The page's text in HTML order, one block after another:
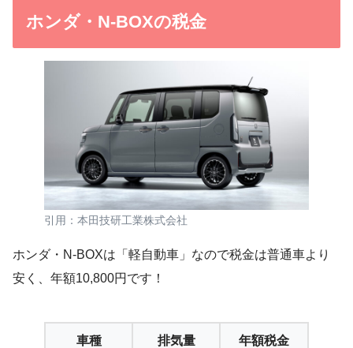
ホンダ・N-BOXの税金
引用：本田技研工業株式会社
ホンダ・N-BOXは「軽自動車」なので税金は普通車より
安く、年額10,800円です！
車種 排気量 年額税金